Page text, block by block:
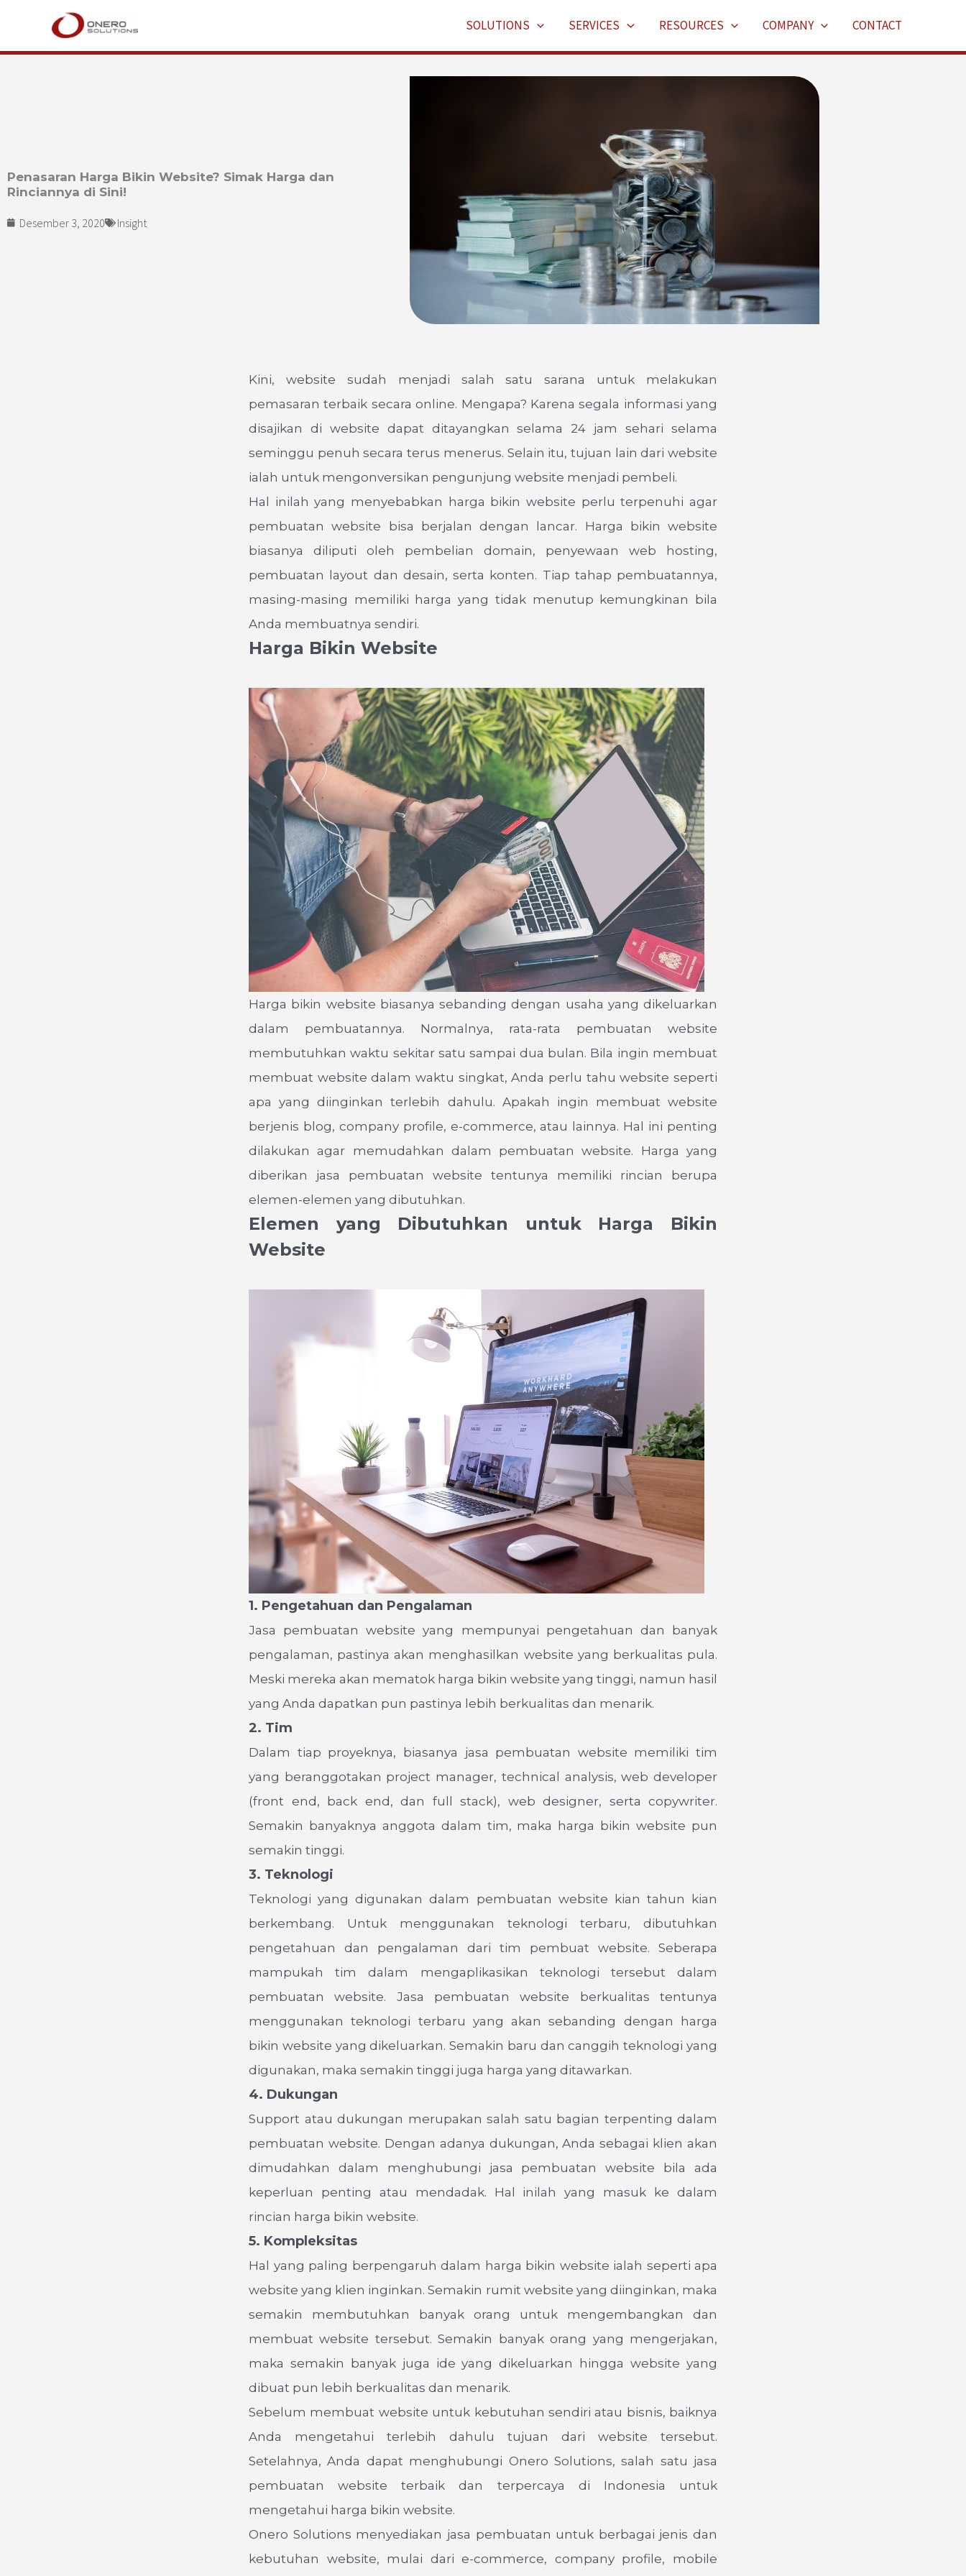
konten
SOLUTIONS SERVICES RESOURCES COMPANY CONTACT
Penasaran Harga Bikin Website? Simak Harga dan
Rinciannya di Sini!
Desember 3, 2020 Insight
Kini, website sudah menjadi salah satu sarana untuk melakukan
pemasaran terbaik secara online. Mengapa? Karena segala informasi yang
disajikan di website dapat ditayangkan selama 24 jam sehari selama
seminggu penuh secara terus menerus. Selain itu, tujuan lain dari website
ialah untuk mengonversikan pengunjung website menjadi pembeli.
Hal inilah yang menyebabkan harga bikin website perlu terpenuhi agar
pembuatan website bisa berjalan dengan lancar. Harga bikin website
biasanya diliputi oleh pembelian domain, penyewaan web hosting,
pembuatan layout dan desain, serta konten. Tiap tahap pembuatannya,
masing-masing memiliki harga yang tidak menutup kemungkinan bila
Anda membuatnya sendiri.
Harga Bikin Website
Harga bikin website biasanya sebanding dengan usaha yang dikeluarkan
dalam pembuatannya. Normalnya, rata-rata pembuatan website
membutuhkan waktu sekitar satu sampai dua bulan. Bila ingin membuat
membuat website dalam waktu singkat, Anda perlu tahu website seperti
apa yang diinginkan terlebih dahulu. Apakah ingin membuat website
berjenis blog, company profile, e-commerce, atau lainnya. Hal ini penting
dilakukan agar memudahkan dalam pembuatan website. Harga yang
diberikan jasa pembuatan website tentunya memiliki rincian berupa
elemen-elemen yang dibutuhkan.
Elemen yang Dibutuhkan untuk Harga Bikin
Website
1. Pengetahuan dan Pengalaman
Jasa pembuatan website yang mempunyai pengetahuan dan banyak
pengalaman, pastinya akan menghasilkan website yang berkualitas pula.
Meski mereka akan mematok harga bikin website yang tinggi, namun hasil
yang Anda dapatkan pun pastinya lebih berkualitas dan menarik.
2. Tim
Dalam tiap proyeknya, biasanya jasa pembuatan website memiliki tim
yang beranggotakan project manager, technical analysis, web developer
(front end, back end, dan full stack), web designer, serta copywriter.
Semakin banyaknya anggota dalam tim, maka harga bikin website pun
semakin tinggi.
3. Teknologi
Teknologi yang digunakan dalam pembuatan website kian tahun kian
berkembang. Untuk menggunakan teknologi terbaru, dibutuhkan
pengetahuan dan pengalaman dari tim pembuat website. Seberapa
mampukah tim dalam mengaplikasikan teknologi tersebut dalam
pembuatan website. Jasa pembuatan website berkualitas tentunya
menggunakan teknologi terbaru yang akan sebanding dengan harga
bikin website yang dikeluarkan. Semakin baru dan canggih teknologi yang
digunakan, maka semakin tinggi juga harga yang ditawarkan.
4. Dukungan
Support atau dukungan merupakan salah satu bagian terpenting dalam
pembuatan website. Dengan adanya dukungan, Anda sebagai klien akan
dimudahkan dalam menghubungi jasa pembuatan website bila ada
keperluan penting atau mendadak. Hal inilah yang masuk ke dalam
rincian harga bikin website.
5. Kompleksitas
Hal yang paling berpengaruh dalam harga bikin website ialah seperti apa
website yang klien inginkan. Semakin rumit website yang diinginkan, maka
semakin membutuhkan banyak orang untuk mengembangkan dan
membuat website tersebut. Semakin banyak orang yang mengerjakan,
maka semakin banyak juga ide yang dikeluarkan hingga website yang
dibuat pun lebih berkualitas dan menarik.
Sebelum membuat website untuk kebutuhan sendiri atau bisnis, baiknya
Anda mengetahui terlebih dahulu tujuan dari website tersebut.
Setelahnya, Anda dapat menghubungi Onero Solutions, salah satu jasa
pembuatan website terbaik dan terpercaya di Indonesia untuk
mengetahui harga bikin website.
Onero Solutions menyediakan jasa pembuatan untuk berbagai jenis dan
kebutuhan website, mulai dari e-commerce, company profile, mobile